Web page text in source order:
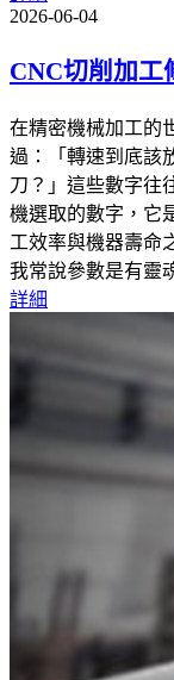
2026-06-04
CNC切削加工
在精密機械加工的
過：「轉速到底該
刀？」這些數字往
機選取的數字，它
工效率與機器壽命
我常說參數是有靈
詳細